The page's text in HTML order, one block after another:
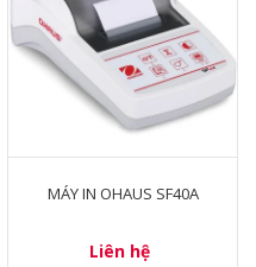
MÁY IN OHAUS SF40A
Liên hệ